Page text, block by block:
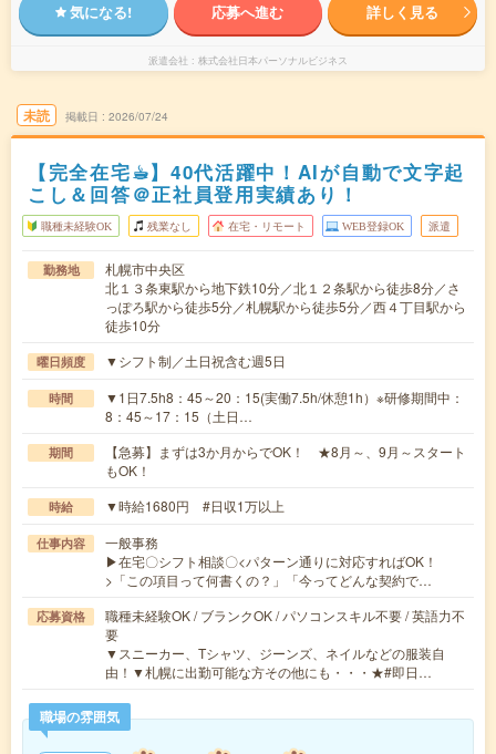
気になる! 応募へ進む 詳しく見る
派遣会社 株式会社日本パーソナルビジネス
未読 掲載日 2026/07/24
【完全在宅☕︎】40代活躍中！AIが自動で文字起
こし＆回答＠正社員登用実績あり！
職種未経験OK 残業なし 在宅・リモート WEB登録OK 派遣
勤務地
札幌市中央区
北１３条東駅から地下鉄10分／北１２条駅から徒歩8分／さ
っぽろ駅から徒歩5分／札幌駅から徒歩5分／西４丁目駅から
徒歩10分
曜日頻度 ▼シフト制／土日祝含む週5日
時間
▼1日7.5h8：45～20：15(実働7.5h/休憩1h）※研修期間中：
8：45～17：15（土日…
期間
【急募】まずは3か月からでOK！ ★8月～、9月～スタート
もOK！
時給 ▼時給1680円 #日収1万以上
仕事内容
一般事務
▶在宅〇シフト相談〇<パターン通りに対応すればOK！
>「この項目って何書くの？」「今ってどんな契約で…
応募資格
職種未経験OK / ブランクOK / パソコンスキル不要 / 英語力不
要
▼スニーカー、Tシャツ、ジーンズ、ネイルなどの服装自
由！▼札幌に出勤可能な方その他にも・・・★#即日…
職場の雰囲気